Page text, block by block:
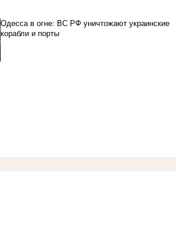
Одесса в огне: ВС РФ уничтожают украинские
корабли и порты